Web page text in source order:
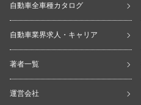
自動車全車種カタログ
自動車業界求人・キャリア
著者一覧
運営会社